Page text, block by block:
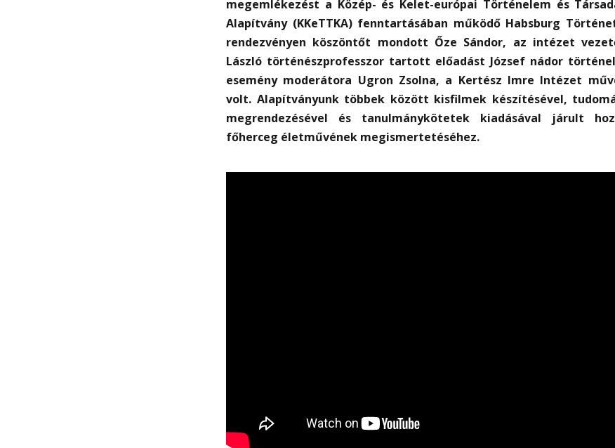
megemlékezést a Közép- és Kelet-európai Történelem és
Alapítvány (KKeTTKA) fenntartásában működő Habsburg
rendezvényen köszöntőt mondott Őze Sándor, az intézet
László történészprofesszor tartott előadást József nádor
esemény moderátora Ugron Zsolna, a Kertész Imre Intézet
volt. Alapítványunk többek között kisfilmek készítésével,
megrendezésével és tanulmánykötetek kiadásával járult
főherceg életművének megismertetéséhez.